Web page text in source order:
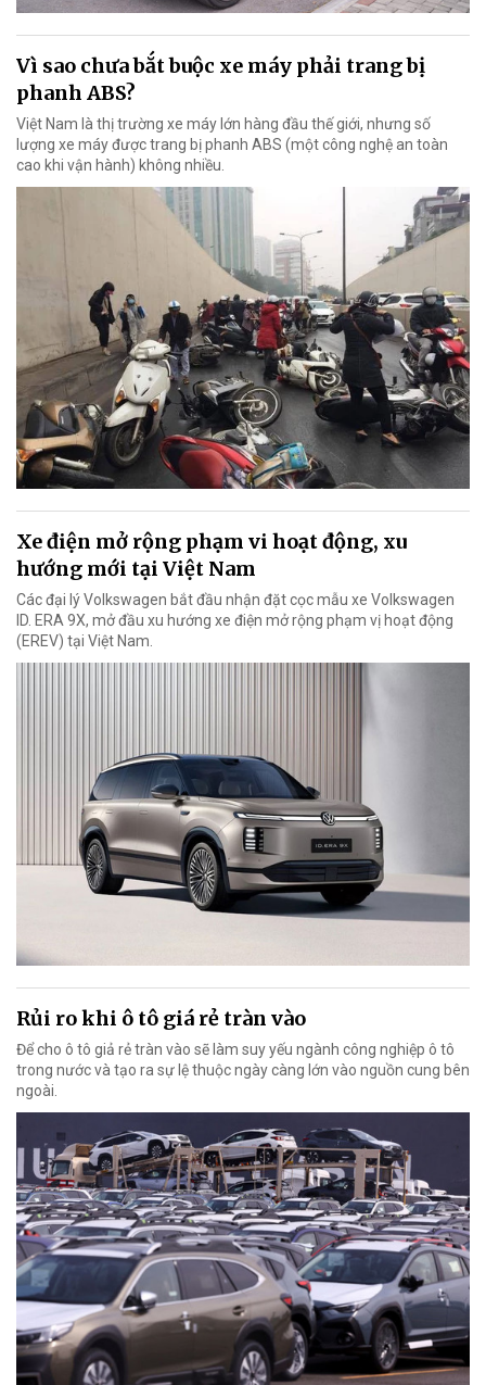
Vì sao chưa bắt buộc xe máy phải trang bị
phanh ABS?
Việt Nam là thị trường xe máy lớn hàng đầu thế giới, nhưng số
lượng xe máy được trang bị phanh ABS (một công nghệ an toàn
cao khi vận hành) không nhiều.
Xe điện mở rộng phạm vi hoạt động, xu
hướng mới tại Việt Nam
Các đại lý Volkswagen bắt đầu nhận đặt cọc mẫu xe Volkswagen
ID. ERA 9X, mở đầu xu hướng xe điện mở rộng phạm vị hoạt động
(EREV) tại Việt Nam.
Rủi ro khi ô tô giá rẻ tràn vào
Để cho ô tô giả rẻ tràn vào sẽ làm suy yếu ngành công nghiệp ô tô
trong nước và tạo ra sự lệ thuộc ngày càng lớn vào nguồn cung bên
ngoài.